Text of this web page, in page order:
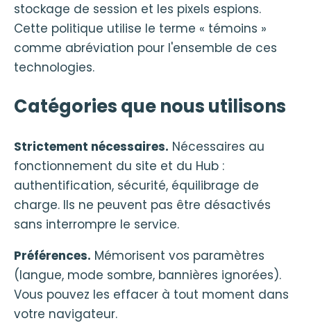
stockage de session et les pixels espions.
Cette politique utilise le terme « témoins »
comme abréviation pour l'ensemble de ces
technologies.
Catégories que nous utilisons
Strictement nécessaires. Nécessaires au
fonctionnement du site et du Hub :
authentification, sécurité, équilibrage de
charge. Ils ne peuvent pas être désactivés
sans interrompre le service.
Préférences. Mémorisent vos paramètres
(langue, mode sombre, bannières ignorées).
Vous pouvez les effacer à tout moment dans
votre navigateur.